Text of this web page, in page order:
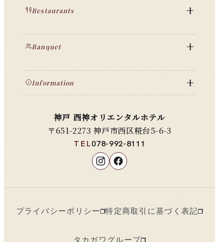
Restaurants
Banquet
Information
神戸 西神オリエンタルホテル
〒651-2273 神戸市西区糀台5-6-3
TEL078-992-8111
プライバシーポリシー 特定商取引に基づく表記
タカガワグループ